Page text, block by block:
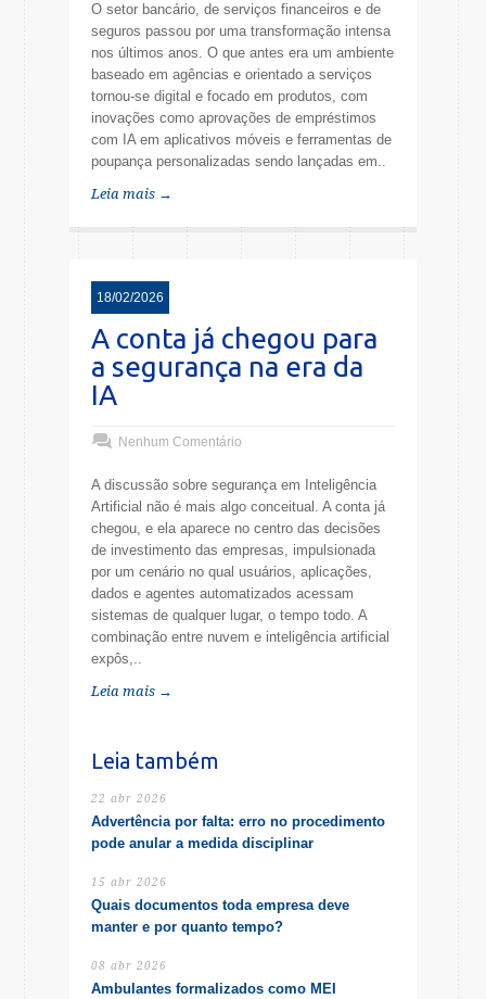
O setor bancário, de serviços financeiros e de
seguros passou por uma transformação intensa
nos últimos anos. O que antes era um ambiente
baseado em agências e orientado a serviços
tornou-se digital e focado em produtos, com
inovações como aprovações de empréstimos
com IA em aplicativos móveis e ferramentas de
poupança personalizadas sendo lançadas em..
Leia mais →
18/02/2026
A conta já chegou para
a segurança na era da
IA
Nenhum Comentário
A discussão sobre segurança em Inteligência
Artificial não é mais algo conceitual. A conta já
chegou, e ela aparece no centro das decisões
de investimento das empresas, impulsionada
por um cenário no qual usuários, aplicações,
dados e agentes automatizados acessam
sistemas de qualquer lugar, o tempo todo. A
combinação entre nuvem e inteligência artificial
expôs,..
Leia mais →
Leia também
22 abr 2026
Advertência por falta: erro no procedimento
pode anular a medida disciplinar
15 abr 2026
Quais documentos toda empresa deve
manter e por quanto tempo?
08 abr 2026
Ambulantes formalizados como MEI